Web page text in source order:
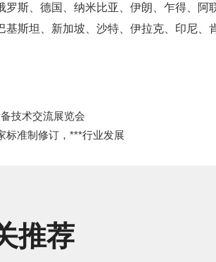
、德国、纳米比亚、伊朗、乍得、阿
斯坦、新加坡、沙特、伊拉克、印尼、
技术交流展览会
标准制修订，***行业发展​
推荐